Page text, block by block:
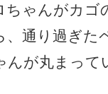
ちゃんがカゴ
、通り過ぎた
が丸まって